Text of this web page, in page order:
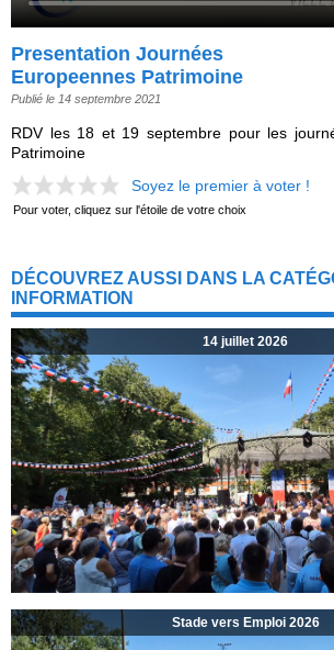
Presentation Journées
Europeennes Patrimoine
Publié le 14 septembre 2021
RDV les 18 et 19 septembre pour les
Patrimoine
Soyez le premier à voter !
Pour voter, cliquez sur l'étoile de votre choix
DÉCOUVREZ AUSSI DANS LA
INFORMATION
14 juillet 2026
Stade vers Emploi 2026